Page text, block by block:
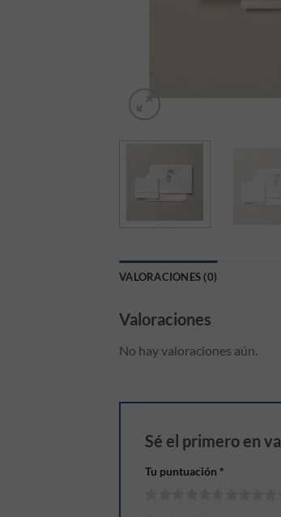
VALORACIONES (0)
Valoraciones
No hay valoraciones aún.
Sé el primero en
Tu puntuación *